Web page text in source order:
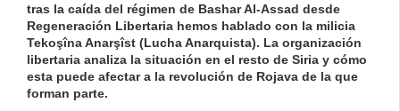
tras la caída del régimen de Bashar Al-Assad desde
Regeneración Libertaria hemos hablado con la milicia
Tekoşîna Anarşîst (Lucha Anarquista). La organización
libertaria analiza la situación en el resto de Siria y cómo
esta puede afectar a la revolución de Rojava de la que
forman parte.